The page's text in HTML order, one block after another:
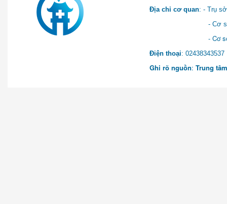
Địa chỉ cơ quan: - Trụ
- Cơ sở 2: Khu Hành
- Cơ sở 3: Số 1 Ngõ 2
Điện thoại:
Ghi rõ nguồn: Trung